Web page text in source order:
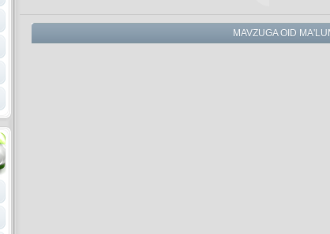
MAVZUGA OID